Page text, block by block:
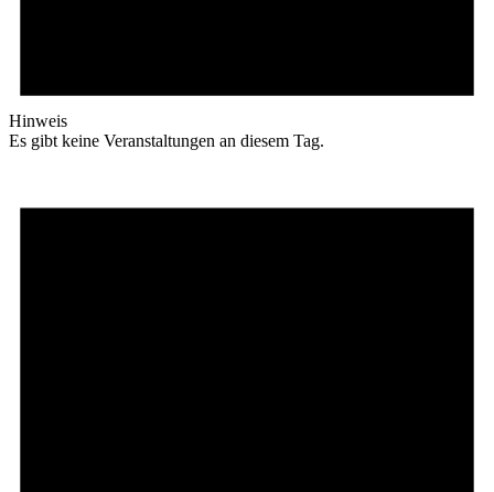
Hinweis
Es gibt keine Veranstaltungen an diesem Tag.